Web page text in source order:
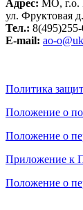
Адрес: МО, г.о.
ул. Фруктовая
Тел.:
Е-mail: ao-
Политика
Положение о
Положение о
Приложение к
Положение о